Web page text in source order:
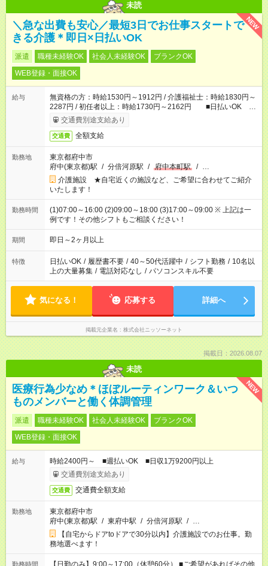
未読
NEW
＼急な出費も安心／最短3日でお仕事スタートで
きる介護＊即日×日払いOK
派遣 職種未経験OK 社会人未経験OK
ブランクOK
WEB登録・面接OK
給与
無資格の方：時給1530円～1912円 / 介護福祉士：時給1830円～
2287円 / 初任者以上：時給1730円～2162円 ■日払いOK ■
日収例：1万2240円（時給1530円×8h）
交通費別途支給あり
交通費 全額支給
勤務地
東京都府中市
府中(東京都)駅 / 分倍河原駅 / 府中本町駅 / …
介護施設 ★自宅近くの施設など、ご希望に合わせてご紹介
いたします！
勤務時間
(1)07:00～16:00 (2)09:00～18:00 (3)17:00～09:00 ※ 上記は一
例です！その他シフトもご相談ください！
期間 即日～2ヶ月以上
特徴 日払いOK / 履歴書不要 / 40～50代活躍中 / シフト勤務 / 10名以
上の大量募集 / 電話対応なし / パソコンスキル不要
気になる！ 応募する 詳細へ
掲載元企業名 株式会社ニッソーネット
掲載日：2026.08.07
未読
NEW
医療行為少なめ＊ほぼルーティンワーク＆いつ
ものメンバーと働く体調管理
派遣 職種未経験OK 社会人未経験OK
ブランクOK
WEB登録・面接OK
給与
時給2400円～ ■週払いOK ■日収1万9200円以上
交通費別途支給あり
交通費 交通費全額支給
勤務地
東京都府中市
府中(東京都)駅 / 東府中駅 / 分倍河原駅 / …
【自宅からドアtoドアで30分以内】介護施設でのお仕事。勤
務地選べます！
勤務時間 【日勤のみ】9:00～17:00（休憩60分） ■ご希望があればその他